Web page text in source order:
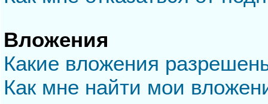
Вложения
Какие вложения
Как мне найти мои